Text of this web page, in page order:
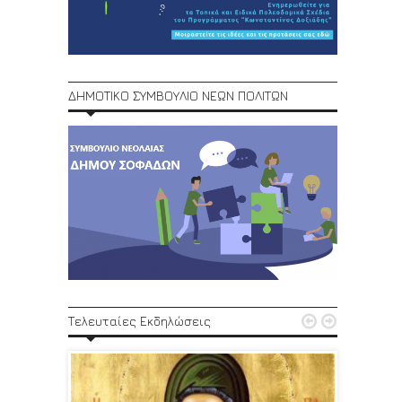
ΔΗΜΟΤΙΚΟ ΣΥΜΒΟΥΛΙΟ ΝΕΩΝ ΠΟΛΙΤΩΝ
Τελευταίες Εκδηλώσεις  